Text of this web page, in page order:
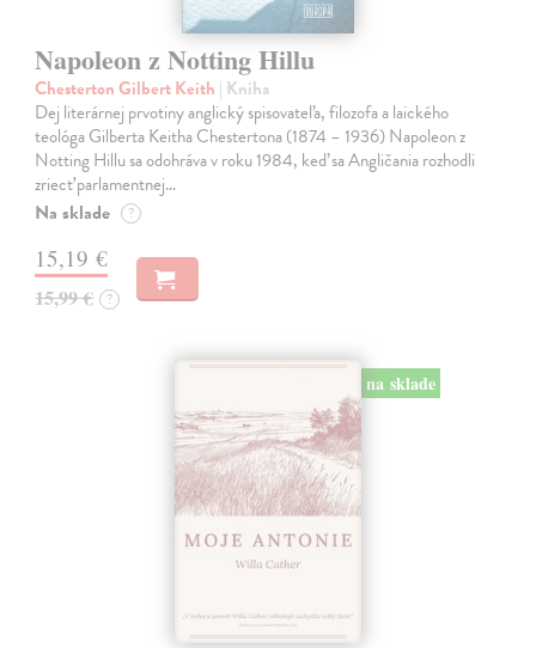
Napoleon z Notting Hillu
Chesterton Gilbert Keith | Kniha
Dej literárnej prvotiny anglický spisovateľa, filozofa a laického
teológa Gilberta Keitha Chestertona (1874 – 1936) Napoleon z
Notting Hillu sa odohráva v roku 1984, keď sa Angličania rozhodli
zriecť parlamentnej…
Na sklade ?
15,19 €
15,99 € ?
na sklade